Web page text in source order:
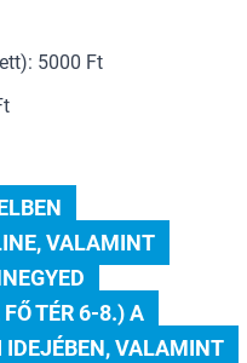
5000 Ft
VALAMINT
TÉR 6-8.) A
VALAMINT